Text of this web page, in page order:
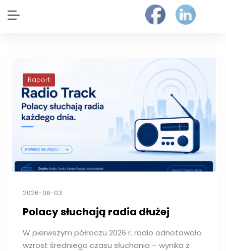
Raport
2026-08-03
Polacy słuchają radia dłużej
W pierwszym półroczu 2026 r. radio odnotowało
wzrost średniego czasu słuchania – wynika z